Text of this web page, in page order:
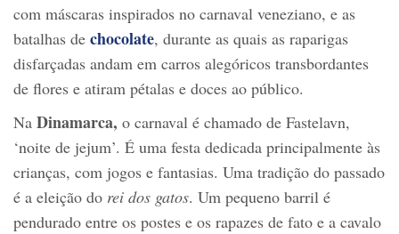
com máscaras inspirados no carnaval veneziano, e as
batalhas de chocolate, durante as quais as raparigas
disfarçadas andam em carros alegóricos transbordantes
de flores e atiram pétalas e doces ao público.
Na Dinamarca, o carnaval é chamado de Fastelavn,
‘noite de jejum’. É uma festa dedicada principalmente às
crianças, com jogos e fantasias. Uma tradição do passado
é a eleição do rei dos gatos. Um pequeno barril é
pendurado entre os postes e os rapazes de fato e a cavalo